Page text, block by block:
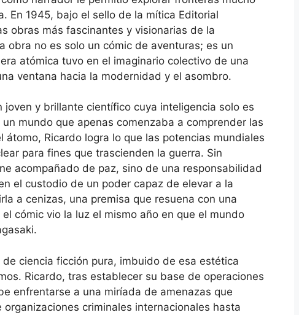
En 1945, bajo el sello de la mítica Editorial
obras más fascinantes y visionarias de la
obra no es solo un cómic de aventuras; es un
atómica tuvo en el imaginario colectivo de una
ventana hacia la modernidad y el asombro.
y brillante científico cuya inteligencia solo es
mundo que apenas comenzaba a comprender las
Ricardo logra lo que las potencias mundiales
para fines que trascienden la guerra. Sin
acompañado de paz, sino de una responsabilidad
el custodio de un poder capaz de elevar a la
a cenizas, una premisa que resuena con una
cómic vio la luz el mismo año en que el mundo
ciencia ficción pura, imbuido de esa estética
Ricardo, tras establecer su base de operaciones
enfrentarse a una miríada de amenazas que
criminales internacionales hasta